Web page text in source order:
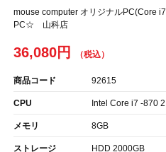
mouse computer オリジナルPC(Core
PC☆ 山科店
36,080円
商品コード 92615
CPU Intel Core i7 -870
メモリ 8GB
ストレージ HDD 2000GB